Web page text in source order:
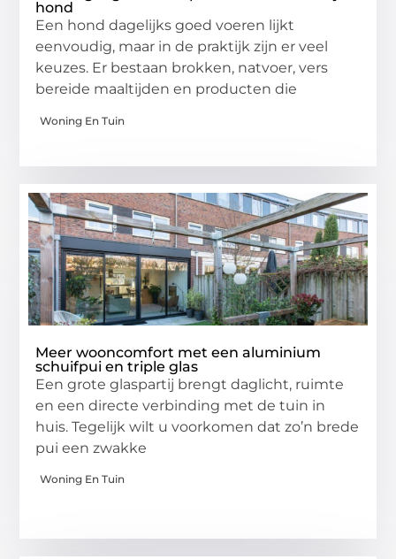
hond
Een hond dagelijks goed voeren lijkt
eenvoudig, maar in de praktijk zijn er veel
keuzes. Er bestaan brokken, natvoer, vers
bereide maaltijden en producten die
Woning En Tuin
Meer wooncomfort met een aluminium
schuifpui en triple glas
Een grote glaspartij brengt daglicht, ruimte
en een directe verbinding met de tuin in
huis. Tegelijk wilt u voorkomen dat zo’n brede
pui een zwakke
Woning En Tuin